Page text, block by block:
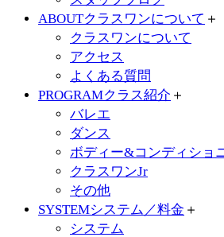
ABOUTクラスワンについて ＋
クラスワンについて
アクセス
よくある質問
PROGRAMクラス紹介 ＋
バレエ
ダンス
ボディー&コンディショ
クラスワンJr
その他
SYSTEMシステム／料金 ＋
システム